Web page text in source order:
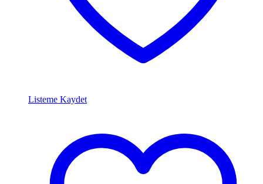
Listeme Kaydet